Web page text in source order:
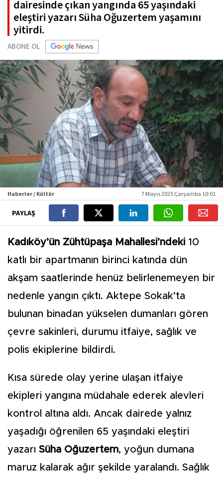
dairesinde çıkan yangında 65 yaşındaki
eleştiri yazarı Süha Oğuzertem yaşamını
yitirdi.
ABONE OL
Haberler / Kültür 7 Mayıs 2025 Çarşamba 10:01
PAYLAŞ
Kadıköy’ün Zühtüpaşa Mahallesi’ndeki 10
katlı bir apartmanın birinci katında dün
akşam saatlerinde henüz belirlenemeyen bir
nedenle yangın çıktı. Aktepe Sokak’ta
bulunan binadan yükselen dumanları gören
çevre sakinleri, durumu itfaiye, sağlık ve
polis ekiplerine bildirdi.
Kısa sürede olay yerine ulaşan itfaiye
ekipleri yangına müdahale ederek alevleri
kontrol altına aldı. Ancak dairede yalnız
yaşadığı öğrenilen 65 yaşındaki eleştiri
yazarı Süha Oğuzertem, yoğun dumana
maruz kalarak ağır şekilde yaralandı. Sağlık